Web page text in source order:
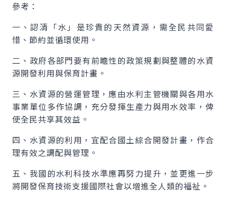
參考：
一、認清「水」是珍貴的天然資源，需全民共同愛
惜、節約並循環使用。
二、政府各部門要有前瞻性的政策規劃與整體的水資
源開發利用與保育計畫。
三、水資源的營運管理，應由水利主管機關與各用水
事業單位多作協調，充分發揮生產力與用水效率，俾
使全民共享其效益。
四、水資源的利用，宜配合國土綜合開發計畫，作合
理有效之調配與管理。
五、我國的水利科技水準應再努力提升，並更進一步
將開發保育技術支援國際社會以增進全人類的福祉。